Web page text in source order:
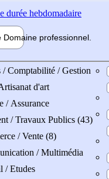
durée hebdomadaire
Domaine professionnel
/ Comptabilité / Gestion
d'art
/ Assurance
/ Travaux Publics (43)
/ Vente (8)
/ Multimédia
/ Etudes